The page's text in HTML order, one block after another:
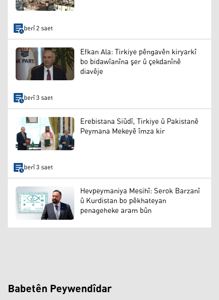
berî 2 saet
Efkan Ala: Tirkiye pêngavên kiryarkî
bo bidawîanîna şer û çekdanînê
diavêje
berî 3 saet
Erebistana Siûdî, Tirkiye û Pakistanê
Peymana Mekeyê îmza kir
berî 3 saet
Hevpeymaniya Mesihî: Serok Barzanî
û Kurdistan bo pêkhateyan
penageheke aram bûn
Babetên Peywendîdar